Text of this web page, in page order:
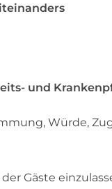
und
Würde,
der Gäste